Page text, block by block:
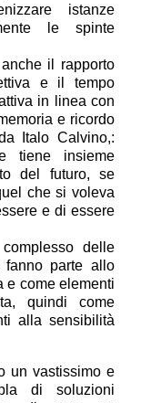
istanze
le spinte
il rapporto
e il tempo
in linea con
e ricordo
Italo Calvino,:
tiene insieme
del futuro, se
che si voleva
e di essere
delle
fanno parte allo
e come elementi
quindi come
alla sensibilità
un vastissimo e
di soluzioni